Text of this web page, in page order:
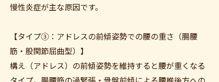
慢性炎症が主な原因です。
【タイプ③：アドレスの前傾姿勢での腰の重さ（腸腰
筋・股関節屈曲型）】
構え（アドレス）の前傾姿勢を維持すると腰が重くなる